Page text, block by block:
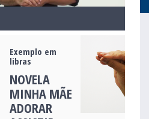
Exemplo em
libras
NOVELA
MINHA MÃE
ADORAR